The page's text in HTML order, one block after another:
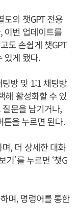
도의 챗GPT 전용
이번 업데이트를
도 손쉽게 챗GPT
있게 됐다.
방 및 1:1 채팅방
해 활성화할 수 있
질문을 남기거나,
튼을 누르면 된다.
, 더 상세한 대화
기’를 누르면 ‘챗G
며, 명령어를 통한